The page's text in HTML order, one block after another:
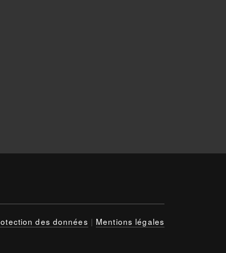
des données | Mentions légales